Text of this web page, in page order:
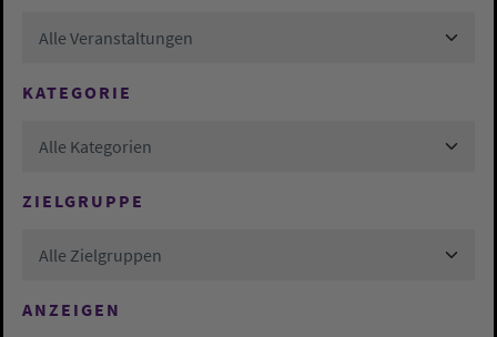
Alle Veranstaltungen
KATEGORIE
Alle Kategorien
ZIELGRUPPE
Alle Zielgruppen
ANZEIGEN